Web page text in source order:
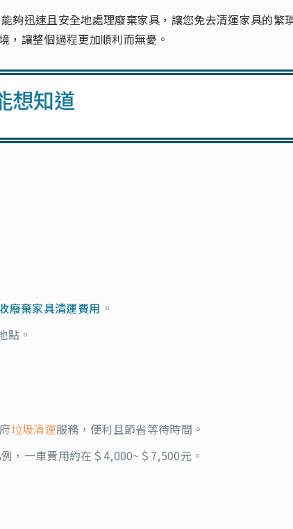
能夠迅速且安全地處理廢棄家具，讓您免去清運家具的繁
，讓整個過程更加順利而無憂。
想知道
廢棄家具清運費用 。
點。
垃圾清運服務，便利且節省等待時間。
，一車費用約在＄4,000~＄7,500元。